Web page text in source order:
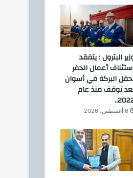
البترول : يتفقد
أعمال الحفر
البركة في أسوان
توقف منذ عام
6 أغسطس، 2026